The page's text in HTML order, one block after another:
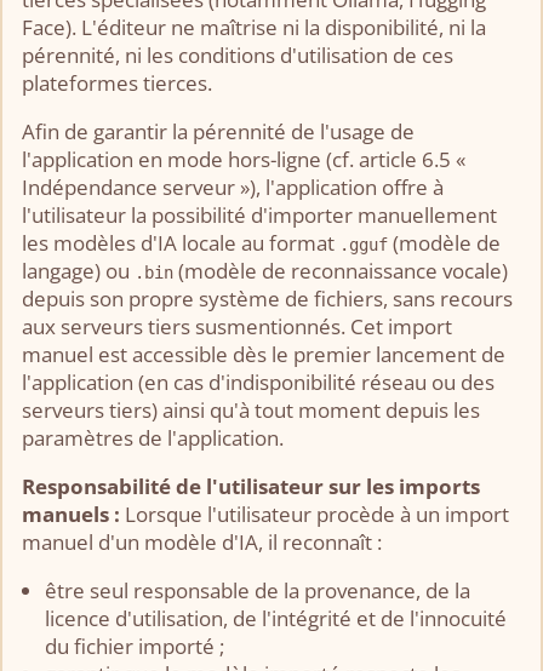
Face). L'éditeur ne maîtrise ni la disponibilité, ni la
pérennité, ni les conditions d'utilisation de ces
plateformes tierces.
Afin de garantir la pérennité de l'usage de
l'application en mode hors-ligne (cf. article 6.5 «
Indépendance serveur »), l'application offre à
l'utilisateur la possibilité d'importer manuellement
les modèles d'IA locale au format .gguf (modèle de
langage) ou .bin (modèle de reconnaissance vocale)
depuis son propre système de fichiers, sans recours
aux serveurs tiers susmentionnés. Cet import
manuel est accessible dès le premier lancement de
l'application (en cas d'indisponibilité réseau ou des
serveurs tiers) ainsi qu'à tout moment depuis les
paramètres de l'application.
Responsabilité de l'utilisateur sur les imports
manuels : Lorsque l'utilisateur procède à un import
manuel d'un modèle d'IA, il reconnaît :
être seul responsable de la provenance, de la
licence d'utilisation, de l'intégrité et de l'innocuité
du fichier importé ;